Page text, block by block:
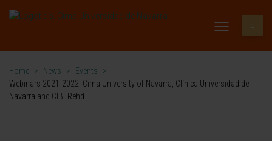
Home > News > Events
>
Webinars 2021-2022: Cima University of Navarra, Clínica Universidad de
Navarra and CIBERehd